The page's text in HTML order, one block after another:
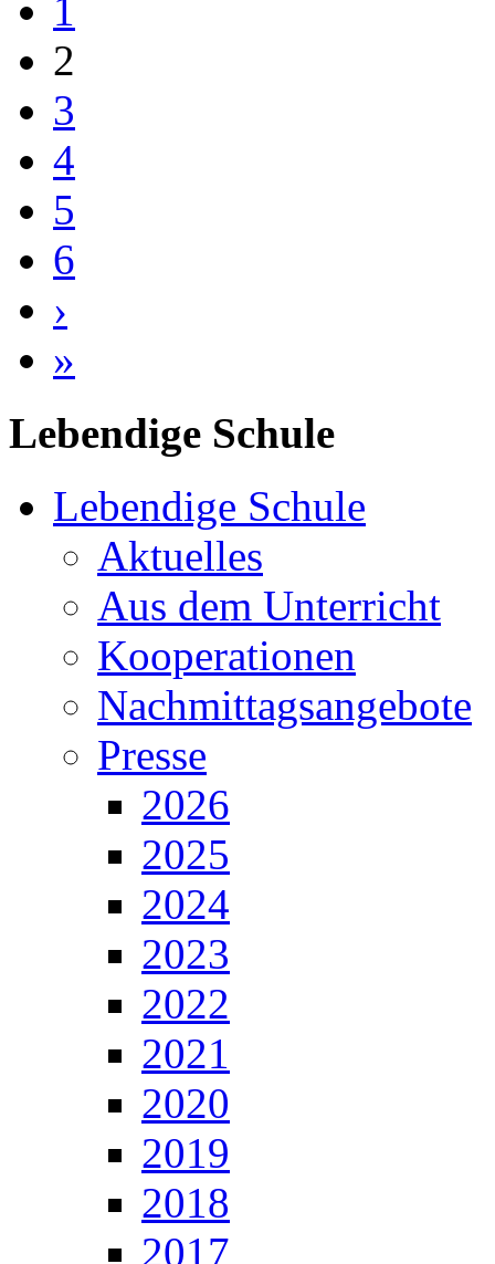
1
2
3
4
5
6
›
»
Lebendige Schule
Lebendige Schule
Aktuelles
Aus dem Unterricht
Kooperationen
Nachmittagsangebote
Presse
2026
2025
2024
2023
2022
2021
2020
2019
2018
2017